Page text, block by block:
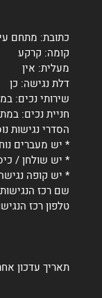
כתובת: מתחם
קומה: קרקע
מעלית: אין
דלת נגישה: כן
שירותי נכים:
חניית נכים:
הסדרי נגישות
* יש מעברים
* יש שולחן /
* יש קופה
שם רכז
טלפון רכז הנגישות:
תאריך עדכון אחרון: